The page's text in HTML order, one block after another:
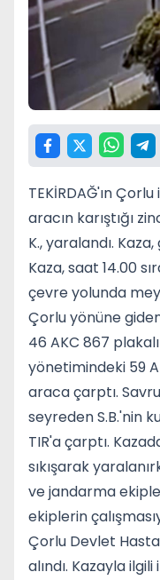
TEKİRDAĞ'ın
aracın karıştığı
K., yaralandı.
Kaza, saat 14.00
çevre yolunda
Çorlu yönüne
46 AKC 867
yönetimindeki 59
araca çarptı.
seyreden S.B.'nin
TIR'a çarptı.
sıkışarak
ve jandarma
ekiplerin
Çorlu Devlet
alındı. Kazayla